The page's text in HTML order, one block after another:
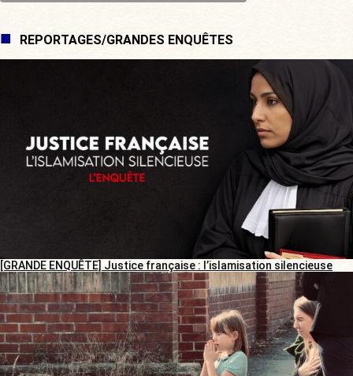
REPORTAGES/GRANDES ENQUÊTES
[GRANDE ENQUÊTE] Justice française : l’islamisation silencieuse